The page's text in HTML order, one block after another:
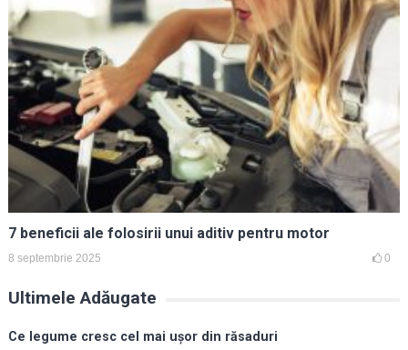
7 beneficii ale folosirii unui aditiv pentru motor
8 septembrie 2025 0
Ultimele Adăugate
Ce legume cresc cel mai ușor din răsaduri